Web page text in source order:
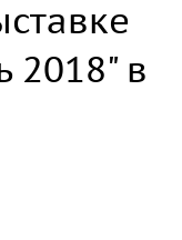
2018" в